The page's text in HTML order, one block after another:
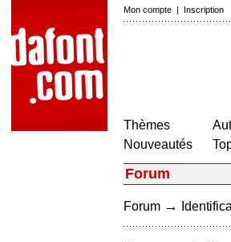
Mon compte | Inscription
Thèmes
Nouveautés
Forum
Forum →